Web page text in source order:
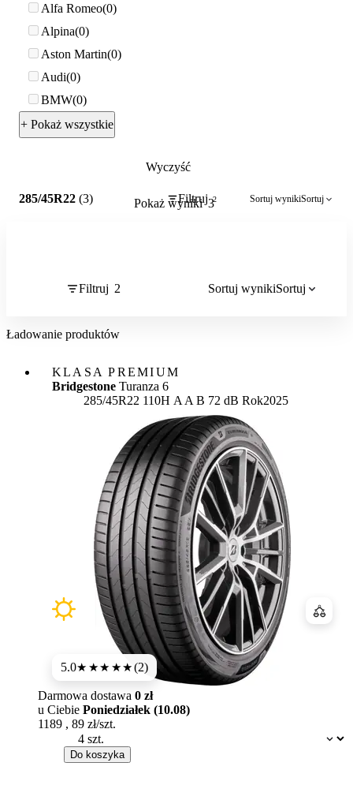
Alfa Romeo 0
Alpina 0
Aston Martin 0
Audi 0
BMW 0
+ Pokaż wszystkie
Wyczyść
Pokaż wyniki 3
285/45R22 (3) Filtruj 2 Sortuj wynikiSortuj
Filtruj 2 Sortuj wynikiSortuj
Ładowanie produktów
KLASA PREMIUM
Bridgestone Turanza 6
285/45R22 110H Etykieta:
A A B 72 dB Rok2025
5.0★★★★★(2)
Dostępność:
Darmowa dostawa 0 zł
u Ciebie Poniedziałek (10.08)
1189 , 89 zł/szt.
Do koszyka